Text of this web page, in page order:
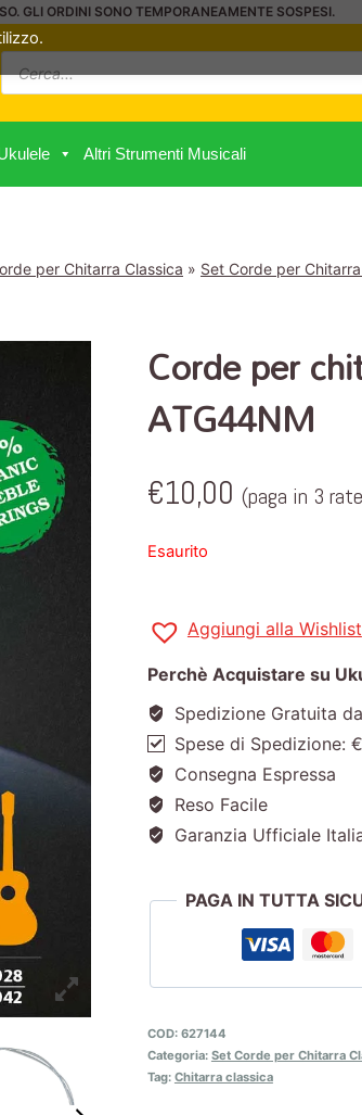
GLI ORDINI SONO TEMPORANEAMENTE SOSPESI.
Ricerca
prodotti
Altri Strumenti Musicali
per Chitarra Classica » Set Corde per
Corde per
ATG44NM
€10,00 (paga in 3
Esaurito
Aggiungi alla Wishlist
Perchè Acquistare su
Spedizione Gratuita
Spese di Spedizione:
Consegna Espressa
Reso Facile
Garanzia Ufficiale
PAGA IN TUTTA
COD: 627144
Categoria: Set Corde per Chitarra
Tag: Chitarra classica